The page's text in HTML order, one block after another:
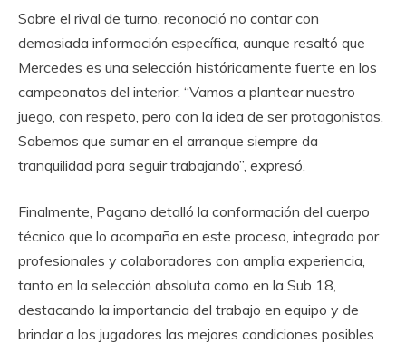
Sobre el rival de turno, reconoció no contar con
demasiada información específica, aunque resaltó que
Mercedes es una selección históricamente fuerte en los
campeonatos del interior. “Vamos a plantear nuestro
juego, con respeto, pero con la idea de ser protagonistas.
Sabemos que sumar en el arranque siempre da
tranquilidad para seguir trabajando”, expresó.
Finalmente, Pagano detalló la conformación del cuerpo
técnico que lo acompaña en este proceso, integrado por
profesionales y colaboradores con amplia experiencia,
tanto en la selección absoluta como en la Sub 18,
destacando la importancia del trabajo en equipo y de
brindar a los jugadores las mejores condiciones posibles